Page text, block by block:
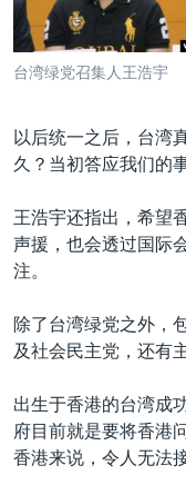
台湾绿党召集人王浩宇
以后统一之后，台湾
久？当初答应我们的
王浩宇还指出，希望
声援，也会透过国际
注。
除了台湾绿党之外，
及社会民主党，还有
出生于香港的台湾成
府目前就是要将香港
香港来说，令人无法